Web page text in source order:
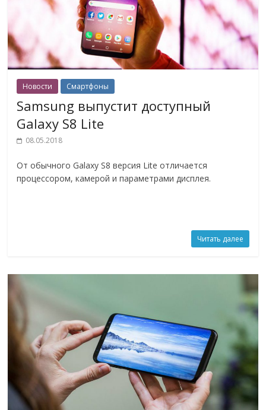
Новости Смартфоны
Samsung выпустит доступный
Galaxy S8 Lite
08.05.2018
От обычного Galaxy S8 версия Lite отличается
процессором, камерой и параметрами дисплея.
Читать далее